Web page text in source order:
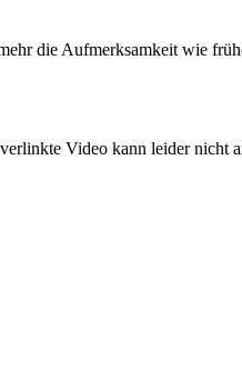
die Aufmerksamkeit wie
Video kann leider nicht